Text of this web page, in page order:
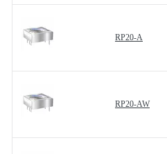
RP20-A
RP20-AW